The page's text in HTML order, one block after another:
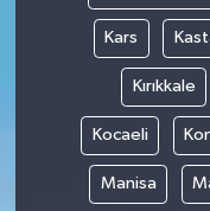
Kars
Kırıkkale
Kocaeli
Manisa